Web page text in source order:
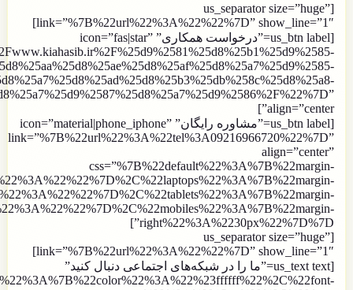
[us_separator size=”huge”
link=”%7B%22url%22%3A%22%22%7D” show_line=”1″]
[us_btn label=”درخواست همکاری” icon=”fas|star”
align=”center”]
[us_btn label=”مشاوره رایگان” icon=”material|phone_iphone”
link=”%7B%22url%22%3A%22tel%3A09216966720%22%7D”
align=”center”
css=”%7B%22default%22%3A%7B%22margin-
right%22%3A%2230px%22%7D%7D”]
[us_separator size=”huge”
link=”%7B%22url%22%3A%22%22%7D” show_line=”1″]
[us_text text=”ما را در شبکه‌های اجتماعی دنبال کنید”